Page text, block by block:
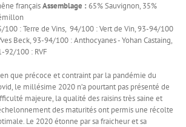
françaisAssemblage : 65% Sauvignon, 35%
100 : Terre de Vins, 94/100 : Vert de Vin, 93-94/100
Beck, 93-94/100 : Anthocyanes - Yohan Castaing,
92/100 : RVF
que précoce et contraint par la pandémie du
le millésime 2020 n’a pourtant pas présenté de
majeure, la qualité des raisins très saine et
des maturités ont permis une récolte
Le 2020 étonne par sa fraicheur et sa